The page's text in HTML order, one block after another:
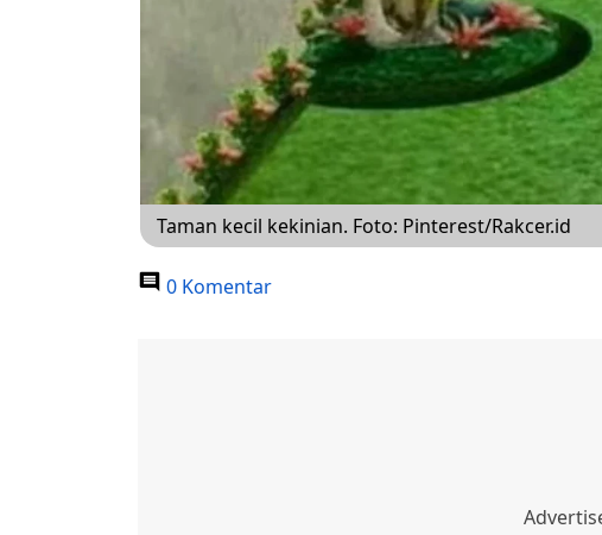
Taman kecil kekinian. Foto: Pinterest/Rakcer.id
0 Komentar